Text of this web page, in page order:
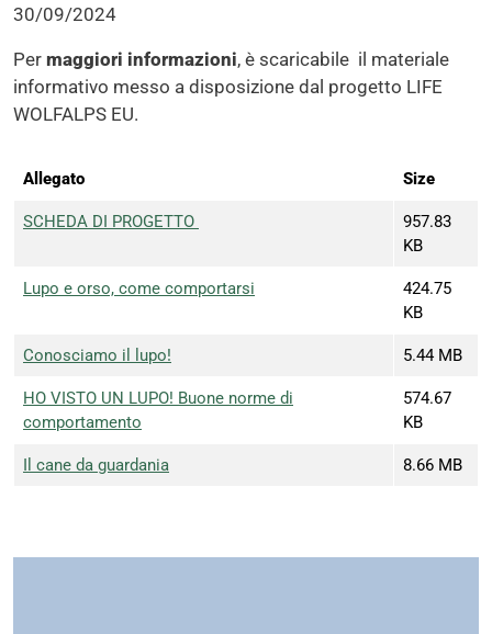
30/09/2024
Per maggiori informazioni, è scaricabile il materiale
informativo messo a disposizione dal progetto LIFE
WOLFALPS EU.
Allegato Size
SCHEDA DI PROGETTO
957.83
KB
Lupo e orso, come comportarsi
424.75
KB
Conosciamo il lupo! 5.44 MB
HO VISTO UN LUPO! Buone norme di
comportamento
574.67
KB
Il cane da guardania 8.66 MB